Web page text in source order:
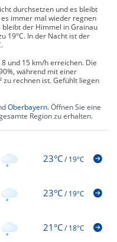
durchsetzen und es bleibt
es immer mal wieder regnen
bleibt der Himmel in Grainau
19°C. In der Nacht ist der
und 15 km/h erreichen. Die
während mit einer
zu rechnen ist. Gefühlt liegen
Oberbayern. Öffnen Sie eine
Region zu erhalten.
23°C/19°C
23°C/19°C
21°C/18°C